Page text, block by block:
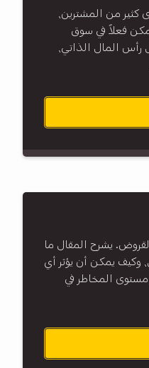
من المشترين،
فعلاً في سوق
رأس المال الذاتي،
يشرح المقال ما
وكيف يمكن أن يؤثر أي
مستوى المخاطر في